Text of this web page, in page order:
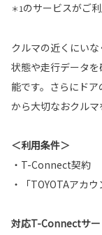
＊1のサービスがご利
クルマの近くにい
状態や走行データ
能です。さらにド
から大切なおクルマ
＜利用条件＞
・T-Connect契約
・「TOYOTAアカ
対応T-Connectサ